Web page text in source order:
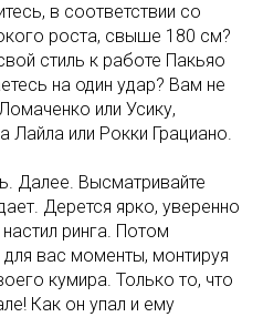
в соответствии со
роста, свыше 180 см?
стиль к работе Пакьяо
на один удар? Вам не
или Усику,
Лайла или Рокки Грациано.
Далее. Высматривайте
Дерется ярко, уверенно
ринга. Потом
вас моменты, монтируя
кумира. Только то, что
Как он упал и ему